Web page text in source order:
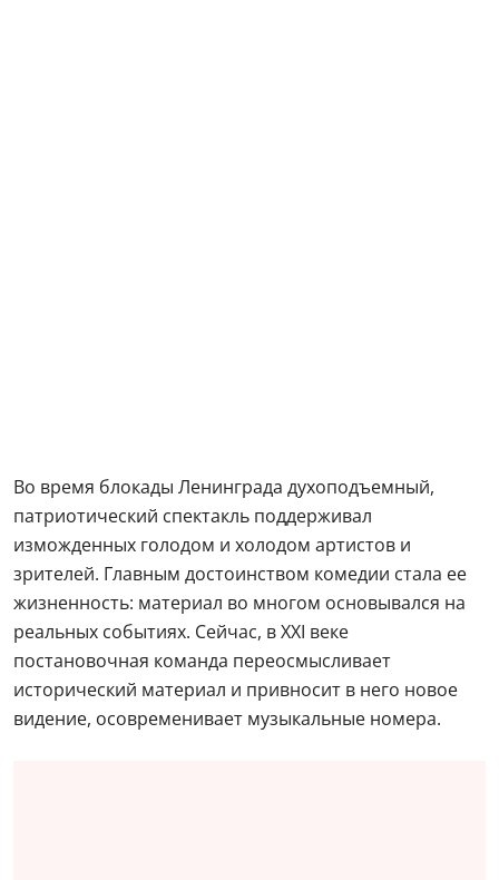
Во время блокады Ленинграда духоподъемный,
патриотический спектакль поддерживал
изможденных голодом и холодом артистов и
зрителей. Главным достоинством комедии стала ее
жизненность: материал во многом основывался на
реальных событиях. Сейчас, в XXI веке
постановочная команда переосмысливает
исторический материал и привносит в него новое
видение, осовременивает музыкальные номера.